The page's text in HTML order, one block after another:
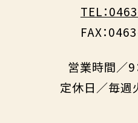
TEL：
FAX：
営業時間／9
定休日／毎週